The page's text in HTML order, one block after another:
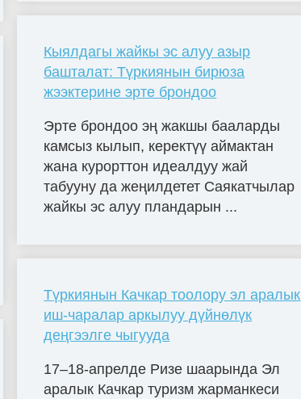
Кыялдагы жайкы эс алуу азыр
башталат: Түркиянын бирюза
жээктерине эрте брондоо
Эрте брондоо эң жакшы бааларды
камсыз кылып, керектүү аймактан
жана курорттон идеалдуу жай
табууну да жеңилдетет Саякатчылар
жайкы эс алуу пландарын ...
Түркиянын Качкар тоолору эл аралык
иш-чаралар аркылуу дүйнөлүк
деңгээлге чыгууда
17–18-апрелде Ризе шаарында Эл
аралык Качкар туризм жарманкеси